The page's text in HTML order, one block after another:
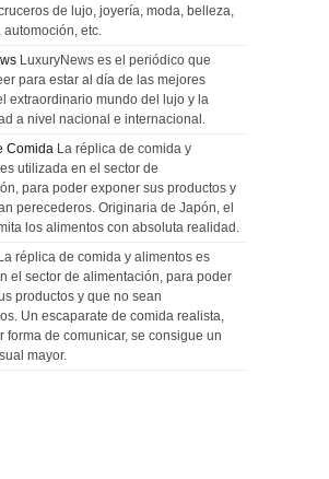
de lujo, joyería, moda, belleza,
automoción, etc.
LuxuryNews es el periódico que
para estar al día de las mejores
extraordinario mundo del lujo y la
a nivel nacional e internacional.
Comida La réplica de comida y
utilizada en el sector de
para poder exponer sus productos y
perecederos. Originaria de Japón, el
los alimentos con absoluta realidad.
La réplica de comida y alimentos es
el sector de alimentación, para poder
productos y que no sean
Un escaparate de comida realista,
forma de comunicar, se consigue un
mayor.